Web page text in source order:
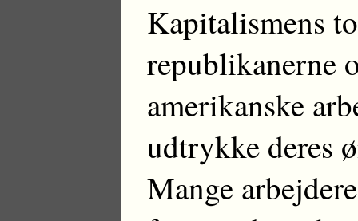
Kapitalismens
republikanerne
amerikanske
udtrykke deres
Mange